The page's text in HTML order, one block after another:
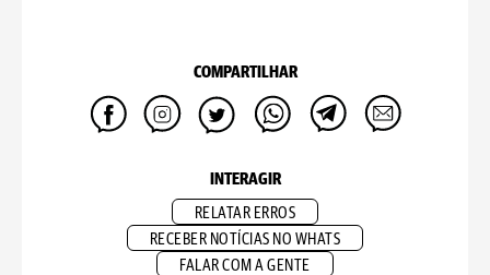
COMPARTILHAR
INTERAGIR
RELATAR ERROS
RECEBER NOTÍCIAS NO WHATS
FALAR COM A GENTE